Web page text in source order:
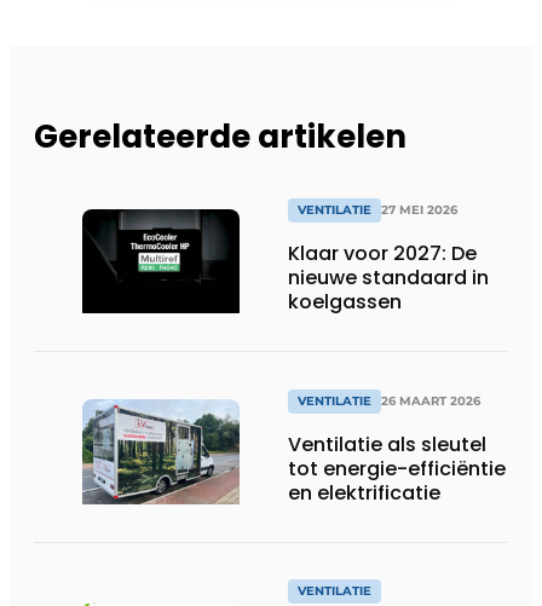
Gerelateerde artikelen
VENTILATIE 27 MEI 2026
Klaar voor 2027: De
nieuwe standaard in
koelgassen
VENTILATIE 26 MAART 2026
Ventilatie als sleutel
tot energie-efficiëntie
en elektrificatie
VENTILATIE